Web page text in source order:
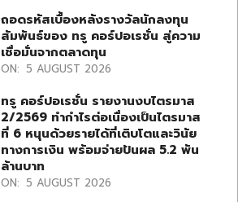
ถอดรหัสเบื้องหลังรางวัลนักลงทุน
สัมพันธ์ของ ทรู คอร์ปอเรชั่น สู่ความ
เชื่อมั่นจากตลาดทุน
ON: 5 AUGUST 2026
ทรู คอร์ปอเรชั่น รายงานงบไตรมาส
2/2569 ทำกำไรต่อเนื่องเป็นไตรมาส
ที่ 6 หนุนด้วยรายได้ที่เติบโตและวินัย
ทางการเงิน พร้อมจ่ายปันผล 5.2 พัน
ล้านบาท
ON: 5 AUGUST 2026